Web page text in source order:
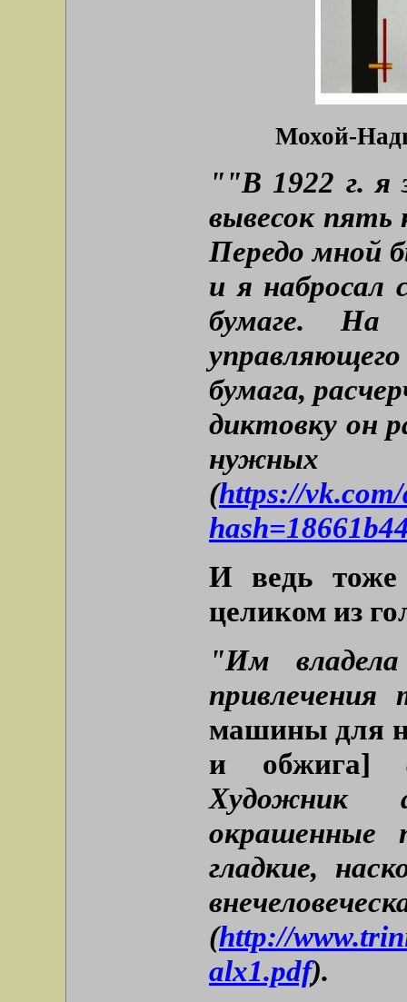
Мохой-
""В 1922 г. я
вывесок пять
Передо мной
и я набросал
бумаге. На
бумага,
диктовку он
(https://
И ведь тоже
целиком из
"Им
привлечения
машины для
и обжига]
Художник
окрашенные
гладкие,
(http://
alx1.pdf).